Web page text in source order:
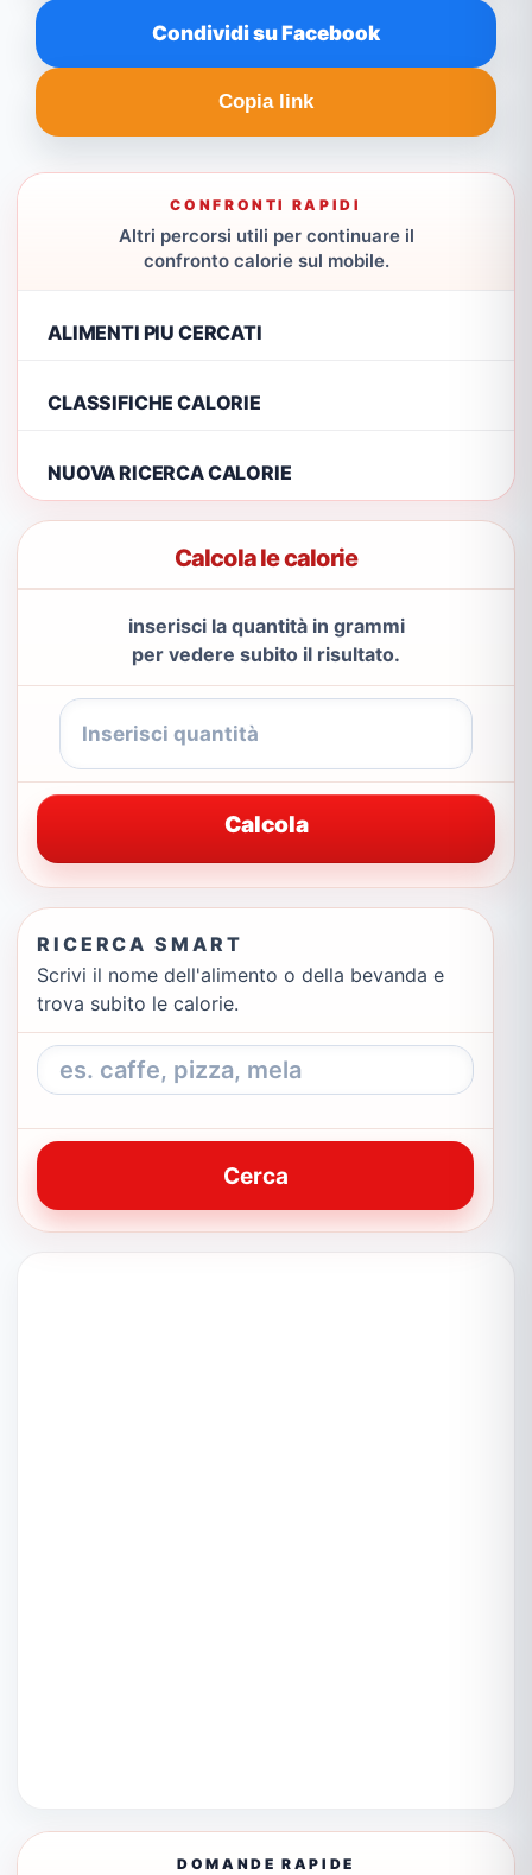
Condividi su Facebook
Copia link
CONFRONTI RAPIDI
Altri percorsi utili per continuare il
confronto calorie sul mobile.
ALIMENTI PIU CERCATI
CLASSIFICHE CALORIE
NUOVA RICERCA CALORIE
Calcola le calorie
inserisci la quantità in grammi
per vedere subito il risultato.
Calcola
RICERCA SMART
Scrivi il nome dell'alimento o della bevanda e
trova subito le calorie.
Cerca
DOMANDE RAPIDE